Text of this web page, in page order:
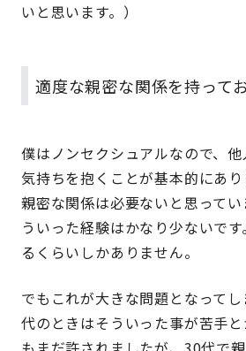
いと思います。）
適度な親密な関係を持って
僕はノンセクシュアルなので、
気持ちを抱くことが基本的にあり
親密な関係は必要ないと思って
ういった経験はかなり少ないで
るくらいしかありません。
でもこれが大きな問題となって
代のときはそういった事が苦手